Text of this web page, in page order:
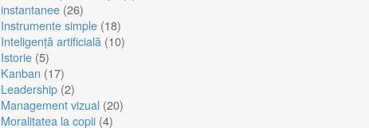
instantanee (26)
Instrumente simple (18)
Inteligență artificială (10)
Istorie (5)
Kanban (17)
Leadership (2)
Management vizual (20)
Moralitatea la copii (4)